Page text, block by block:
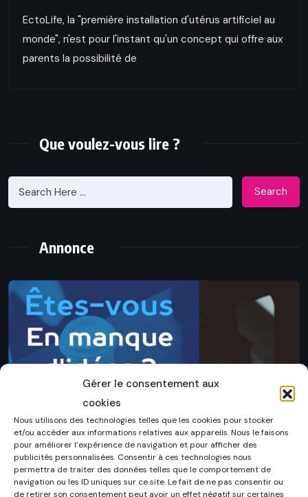
Gérer le consentement aux
cookies
Nous utilisons des technologies telles que les cookies pour stocker
et/ou accéder aux informations relatives aux appareils. Nous le faisons
pour améliorer l’expérience de navigation et pour afficher des
publicités personnalisées. Consentir à ces technologies nous
permettra de traiter des données telles que le comportement de
navigation ou les ID uniques sur ce site. Le fait de ne pas consentir ou
de retirer son consentement peut avoir un effet négatif sur certaines
EctoLife, la "première installation d'utérus artificiel au
monde", n'est pour l'instant qu'un concept qui offre aux
parents la possibilité de
Que voulez-vous lire ?
Search
Annonce